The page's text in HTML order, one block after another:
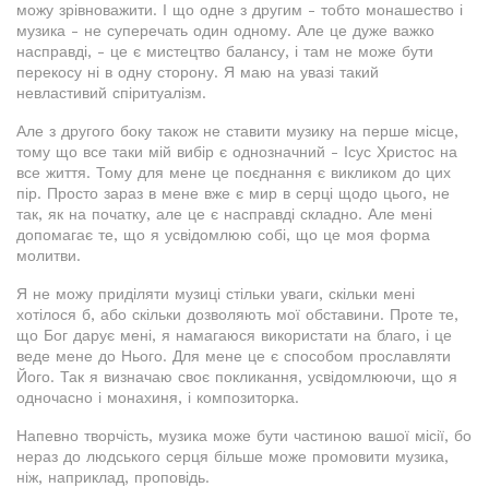
можу зрівноважити. І що одне з другим - тобто монашество і
музика - не суперечать один одному. Але це дуже важко
насправді, - це є мистецтво балансу, і там не може бути
перекосу ні в одну сторону. Я маю на увазі такий
невластивий спіритуалізм.
Але з другого боку також не ставити музику на перше місце,
тому що все таки мій вибір є однозначний - Ісус Христос на
все життя. Тому для мене це поєднання є викликом до цих
пір. Просто зараз в мене вже є мир в серці щодо цього, не
так, як на початку, але це є насправді складно. Але мені
допомагає те, що я усвідомлюю собі, що це моя форма
молитви.
Я не можу приділяти музиці стільки уваги, скільки мені
хотілося б, або скільки дозволяють мої обставини. Проте те,
що Бог дарує мені, я намагаюся використати на благо, і це
веде мене до Нього. Для мене це є способом прославляти
Його. Так я визначаю своє покликання, усвідомлюючи, що я
одночасно і монахиня, і композиторка.
Напевно творчість, музика може бути частиною вашої місії, бо
нераз до людського серця більше може промовити музика,
ніж, наприклад, проповідь.